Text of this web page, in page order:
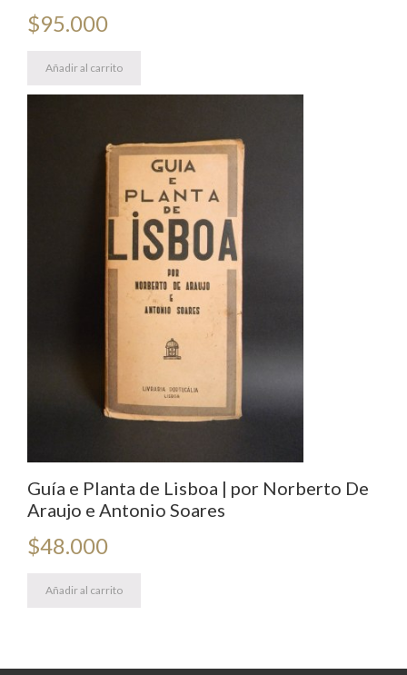
$95.000
Añadir al carrito
Guía e Planta de Lisboa | por Norberto De
Araujo e Antonio Soares
$48.000
Añadir al carrito